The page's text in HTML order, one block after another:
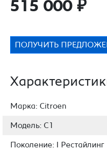
515 000 ₽
ПОЛУЧИТЬ
Марка: Citroen
Модель: C1
Поколение: I Рестайлинг